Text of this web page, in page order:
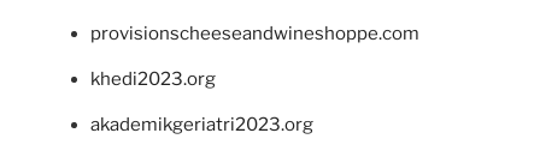
provisionscheeseandwineshoppe.com
khedi2023.org
akademikgeriatri2023.org